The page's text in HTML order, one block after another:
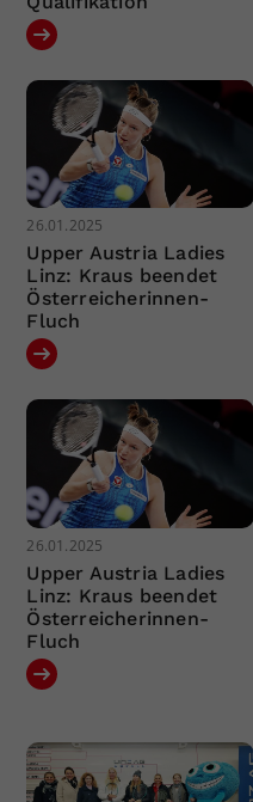
26.01.2025
Upper Austria Ladies
Linz: Kraus beendet
Österreicherinnen-
Fluch
26.01.2025
Upper Austria Ladies
Linz: Kraus beendet
Österreicherinnen-
Fluch